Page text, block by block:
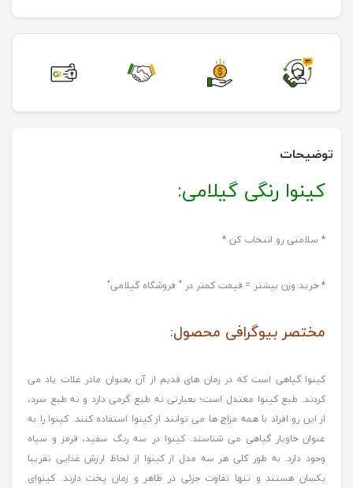
توضیحات
کینوا رنگی گیلامی:
* سلامتی رو انتخاب کن *
* خرید وزن بیشتر = قیمت کمتر در " فروشگاه گیلامی"
مختصر بیوگرافی محصول:
کینوا گیاهی است که در زمان های قدیم از آن بعنوان مادر غلات یاد می
کردند. طبع کینوا معتدل است؛ بعبارتی نه طبع گرمی دارد و نه طبع سرد،
از این رو افراد با همه مزاج ها می توانند از کینوا استفاده کنند. کینوا را به
عنوان خاویار گیاهی می شناسند. کینوا در سه رنگ سفید، قرمز و سیاه
وجود دارد. به طور کلی هر سه مدل از کینوا از لحاظ ارزش غذایی تقریبا
یکسان هستند و تنها تفاوت جزئی در ظاهر و زمان پخت دارند. کینوای